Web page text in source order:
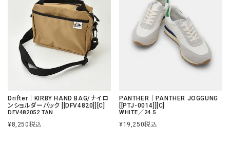
Drifter｜KIRBY HAND BAG/ナイロ
ンショルダーバック [[DFV4820]][C]
DFV482052 TAN
¥8,250税込
PANTHER｜PANTHER JOGGUNG
[[PTJ-0014]][C]
WHITE／24.5
¥19,250税込